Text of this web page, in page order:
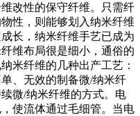
改性的保守纤维。只需纤
性，则能够划入纳米纤维
长，纳米纤维手艺已成为
维布局很是细小，通俗的
米纤维的几种出产工艺：
、无效的制备微/纳米纤
微/纳米纤维的方式。电
使流体通过毛细管。当电